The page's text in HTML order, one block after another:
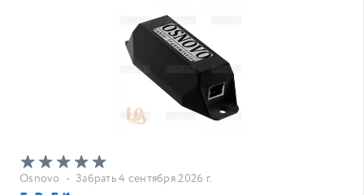
Osnovo • Забрать 4 сентября 2026 г.